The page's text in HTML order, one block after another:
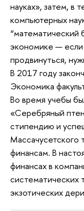
науках», затем, в
компьютерных
“математический
экономике — если
продвинуться,
В 2017 году
Экономика
Во время учебы
«Серебряный
стипендию и
Массачусетского
финансам. В
финансах в
систематических
экзотических